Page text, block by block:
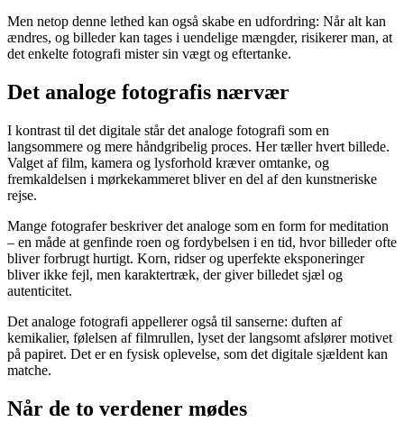
Men netop denne lethed kan også skabe en udfordring: Når alt kan
ændres, og billeder kan tages i uendelige mængder, risikerer man, at
det enkelte fotografi mister sin vægt og eftertanke.
Det analoge fotografis nærvær
I kontrast til det digitale står det analoge fotografi som en
langsommere og mere håndgribelig proces. Her tæller hvert billede.
Valget af film, kamera og lysforhold kræver omtanke, og
fremkaldelsen i mørkekammeret bliver en del af den kunstneriske
rejse.
Mange fotografer beskriver det analoge som en form for meditation
– en måde at genfinde roen og fordybelsen i en tid, hvor billeder ofte
bliver forbrugt hurtigt. Korn, ridser og uperfekte eksponeringer
bliver ikke fejl, men karaktertræk, der giver billedet sjæl og
autenticitet.
Det analoge fotografi appellerer også til sanserne: duften af
kemikalier, følelsen af filmrullen, lyset der langsomt afslører motivet
på papiret. Det er en fysisk oplevelse, som det digitale sjældent kan
matche.
Når de to verdener mødes